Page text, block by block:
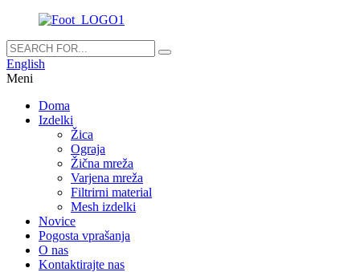
English
Meni
Doma
Izdelki
Žica
Ograja
Žična mreža
Varjena mreža
Filtrirni material
Mesh izdelki
Novice
Pogosta vprašanja
O nas
Kontaktirajte nas